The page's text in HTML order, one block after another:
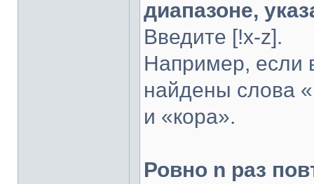
диапазоне,
Введите [!x-z].
Например, если
найдены слова
и «кора».
Ровно n раз